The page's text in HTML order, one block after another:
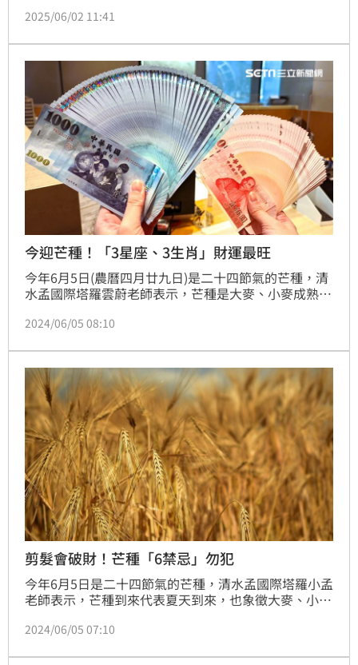
肖屬豬、蛇、猴、虎的朋友，可以好好的把握「芒種」
黑、紅2種顏色。
2025/06/02 11:41
今迎芒種！「3星座、3生肖」財運最旺
今年6月5日(農曆四月廿九日)是二十四節氣的芒種，清
水孟國際塔羅雲蔚老師表示，芒種是大麥、小麥成熟農
這半個月好好打拚，並能為日後帶來財富；雲蔚老師點
極社交有助事業發展，屬馬者偏財運佳可買刮刮樂、大
樂透。（賴俊佑）
2024/06/05 08:10
剪髮會破財！芒種「6禁忌」勿犯
今年6月5日是二十四節氣的芒種，清水孟國際塔羅小孟
老師表示，芒種到來代表夏天到來，也象徵大麥、小麥
怒，小孟老師建議多喝綠豆湯、桑葚、黑棗汁退火，並
2024/06/05 07:10